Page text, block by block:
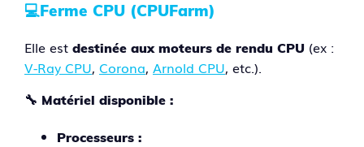
💻Ferme CPU (CPUFarm)
Elle est destinée aux moteurs de rendu CPU (ex :
V-Ray CPU, Corona, Arnold CPU, etc.).
🔧 Matériel disponible :
Processeurs :